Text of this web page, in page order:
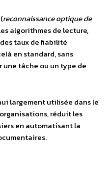
reconnaissance optique de
algorithmes de lecture,
taux de fiabilité
en standard, sans
tâche ou un type de
largement utilisée dans le
réduit les
en automatisant la